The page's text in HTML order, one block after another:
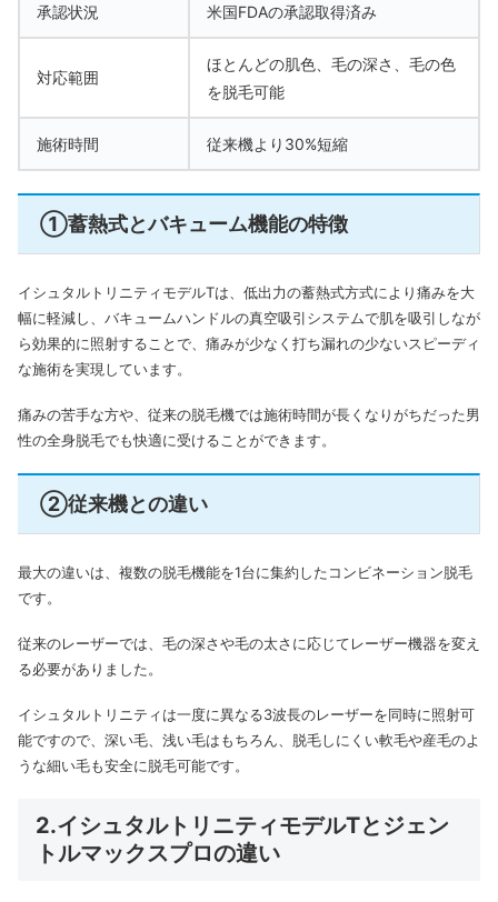
承認状況 米国FDAの承認取得済み
対応範囲
ほとんどの肌色、毛の深さ、毛の色
を脱毛可能
施術時間 従来機より30%短縮
①蓄熱式とバキューム機能の特徴
イシュタルトリニティモデルTは、低出力の蓄熱式方式により痛みを大
幅に軽減し、バキュームハンドルの真空吸引システムで肌を吸引しなが
ら効果的に照射することで、痛みが少なく打ち漏れの少ないスピーディ
な施術を実現しています。
痛みの苦手な方や、従来の脱毛機では施術時間が長くなりがちだった男
性の全身脱毛でも快適に受けることができます。
②従来機との違い
最大の違いは、複数の脱毛機能を1台に集約したコンビネーション脱毛
です。
従来のレーザーでは、毛の深さや毛の太さに応じてレーザー機器を変え
る必要がありました。
イシュタルトリニティは一度に異なる3波長のレーザーを同時に照射可
能ですので、深い毛、浅い毛はもちろん、脱毛しにくい軟毛や産毛のよ
うな細い毛も安全に脱毛可能です。
2.イシュタルトリニティモデルTとジェン
トルマックスプロの違い